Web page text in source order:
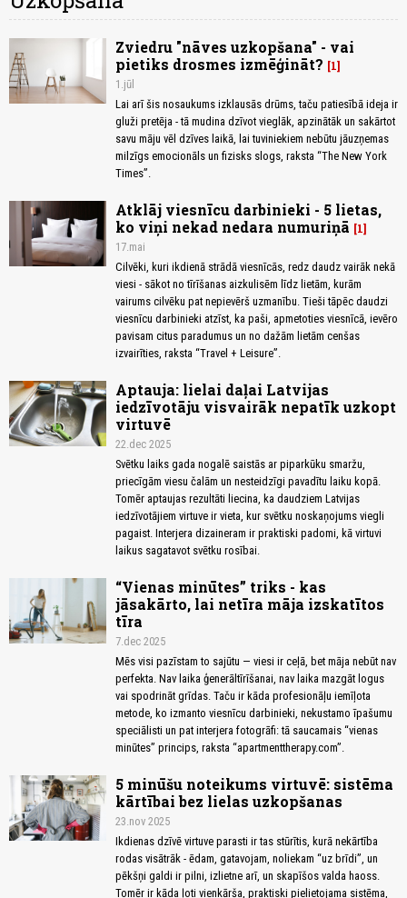
Zviedru "nāves uzkopšana" - vai
pietiks drosmes izmēģināt?
1
1.jūl
Lai arī šis nosaukums izklausās drūms, taču patiesībā ideja ir
gluži pretēja - tā mudina dzīvot vieglāk, apzinātāk un sakārtot
savu māju vēl dzīves laikā, lai tuviniekiem nebūtu jāuzņemas
milzīgs emocionāls un fizisks slogs, raksta “The New York
Times”.
Atklāj viesnīcu darbinieki - 5 lietas,
ko viņi nekad nedara numuriņā
1
17.mai
Cilvēki, kuri ikdienā strādā viesnīcās, redz daudz vairāk nekā
viesi - sākot no tīrīšanas aizkulisēm līdz lietām, kurām
vairums cilvēku pat nepievērš uzmanību. Tieši tāpēc daudzi
viesnīcu darbinieki atzīst, ka paši, apmetoties viesnīcā, ievēro
pavisam citus paradumus un no dažām lietām cenšas
izvairīties, raksta “Travel + Leisure”.
Aptauja: lielai daļai Latvijas
iedzīvotāju visvairāk nepatīk uzkopt
virtuvē
22.dec 2025
Svētku laiks gada nogalē saistās ar piparkūku smaržu,
priecīgām viesu čalām un nesteidzīgi pavadītu laiku kopā.
Tomēr aptaujas rezultāti liecina, ka daudziem Latvijas
iedzīvotājiem virtuve ir vieta, kur svētku noskaņojums viegli
pagaist. Interjera dizaineram ir praktiski padomi, kā virtuvi
laikus sagatavot svētku rosībai.
“Vienas minūtes” triks - kas
jāsakārto, lai netīra māja izskatītos
tīra
7.dec 2025
Mēs visi pazīstam to sajūtu — viesi ir ceļā, bet māja nebūt nav
perfekta. Nav laika ģenerāltīrīšanai, nav laika mazgāt logus
vai spodrināt grīdas. Taču ir kāda profesionāļu iemīļota
metode, ko izmanto viesnīcu darbinieki, nekustamo īpašumu
speciālisti un pat interjera fotogrāfi: tā saucamais “vienas
minūtes” princips, raksta “apartmenttherapy.com”.
5 minūšu noteikums virtuvē: sistēma
kārtībai bez lielas uzkopšanas
23.nov 2025
Ikdienas dzīvē virtuve parasti ir tas stūrītis, kurā nekārtība
rodas visātrāk - ēdam, gatavojam, noliekam “uz brīdi”, un
pēkšņi galdi ir pilni, izlietne arī, un skapīšos valda haoss.
Tomēr ir kāda ļoti vienkārša, praktiski pielietojama sistēma,